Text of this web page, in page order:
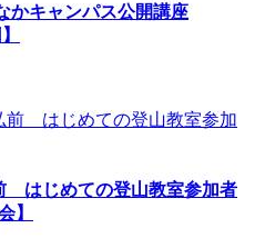
かキャンパス公開講座
はじめての登山教室参加者
】